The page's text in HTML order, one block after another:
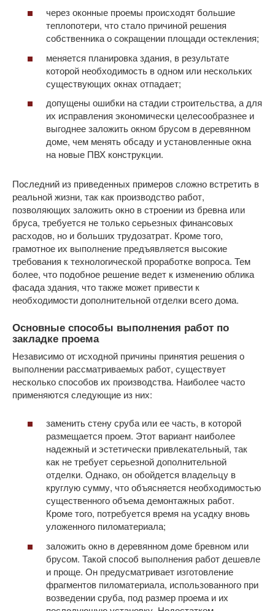
через оконные проемы происходят большие
теплопотери, что стало причиной решения
собственника о сокращении площади остекления;
меняется планировка здания, в результате
которой необходимость в одном или нескольких
существующих окнах отпадает;
допущены ошибки на стадии строительства, а для
их исправления экономически целесообразнее и
выгоднее заложить окном брусом в деревянном
доме, чем менять обсаду и установленные окна
на новые ПВХ конструкции.
Последний из приведенных примеров сложно встретить в
реальной жизни, так как производство работ,
позволяющих заложить окно в строении из бревна или
бруса, требуется не только серьезных финансовых
расходов, но и больших трудозатрат. Кроме того,
грамотное их выполнение предъявляется высокие
требования к технологической проработке вопроса. Тем
более, что подобное решение ведет к изменению облика
фасада здания, что также может привести к
необходимости дополнительной отделки всего дома.
Основные способы выполнения работ по
закладке проема
Независимо от исходной причины принятия решения о
выполнении рассматриваемых работ, существует
несколько способов их производства. Наиболее часто
применяются следующие из них:
заменить стену сруба или ее часть, в которой
размещается проем. Этот вариант наиболее
надежный и эстетически привлекательный, так
как не требует серьезной дополнительной
отделки. Однако, он обойдется владельцу в
круглую сумму, что объясняется необходимостью
существенного объема демонтажных работ.
Кроме того, потребуется время на усадку вновь
уложенного пиломатериала;
заложить окно в деревянном доме бревном или
брусом. Такой способ выполнения работ дешевле
и проще. Он предусматривает изготовление
фрагментов пиломатериала, использованного при
возведении сруба, под размер проема и их